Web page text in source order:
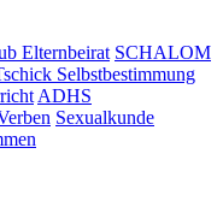
Elternbeirat SCHALOM
Selbstbestimmung
ADHS
Sexualkunde